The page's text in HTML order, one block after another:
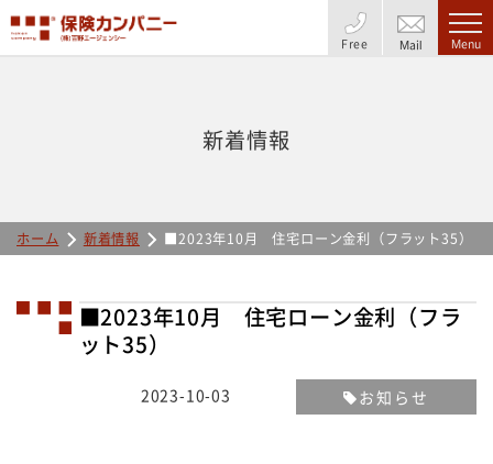
Free Mail Menu
新着情報
ホーム 新着情報 ■2023年10月 住宅ローン金利（フラット35）
■2023年10月 住宅ローン金利（フラ
ット35）
2023-10-03 お知らせ